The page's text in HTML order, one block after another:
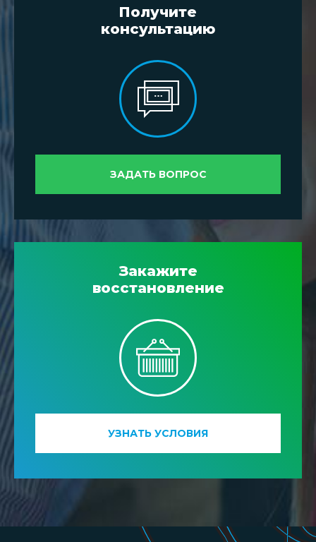
Получите
консультацию
ЗАДАТЬ ВОПРОС
Закажите
восстановление
УЗНАТЬ УСЛОВИЯ